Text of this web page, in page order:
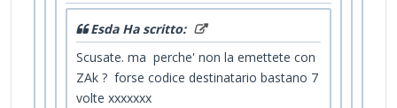
Esda Ha scritto:
Scusate. ma perche' non la emettete con
ZAk ? forse codice destinatario bastano 7
volte xxxxxxx